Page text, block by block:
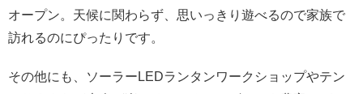
オープン。天候に関わらず、思いっきり遊べるので家族で
訪れるのにぴったりです。
その他にも、ソーラーLEDランタンワークショップやテン